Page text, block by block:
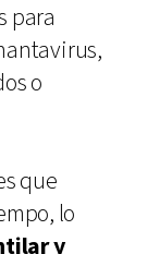
para
o
que
lo
y